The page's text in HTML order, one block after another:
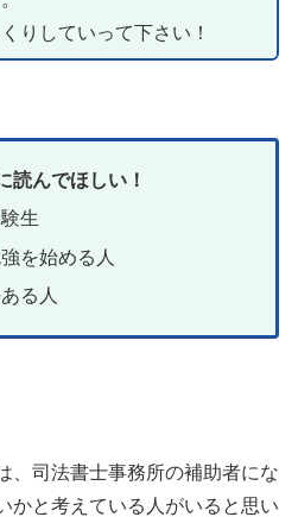
りしていって下さい！
読んでほしい！
生
を始める人
る人
、司法書士事務所の補助者にな
かと考えている人がいると思い